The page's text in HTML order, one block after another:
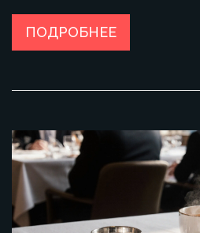
ПОДРОБНЕЕ